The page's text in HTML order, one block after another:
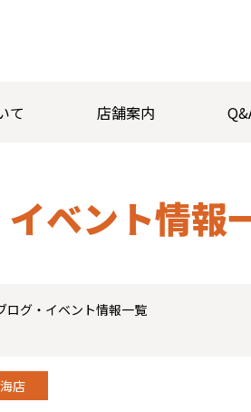
て 店舗案内
ベント情報
ログ・イベント情報一覧
店